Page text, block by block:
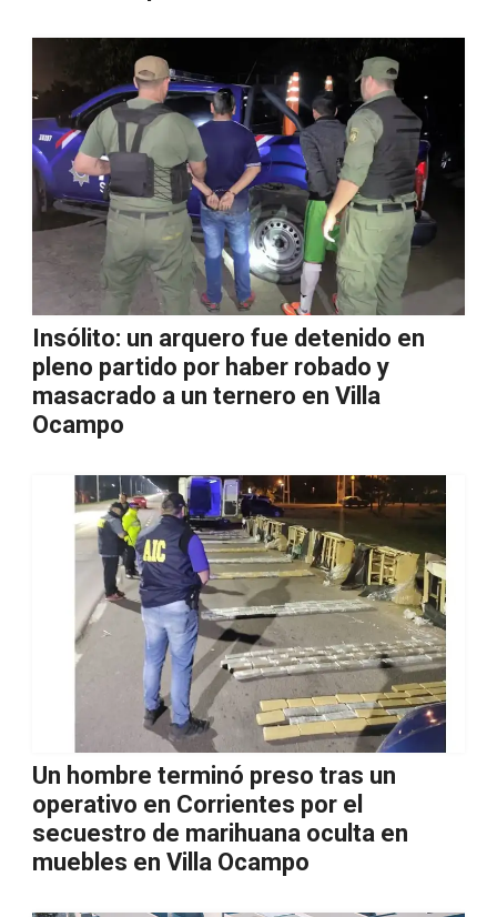
Insólito: un arquero fue detenido en
pleno partido por haber robado y
masacrado a un ternero en Villa
Ocampo
Un hombre terminó preso tras un
operativo en Corrientes por el
secuestro de marihuana oculta en
muebles en Villa Ocampo